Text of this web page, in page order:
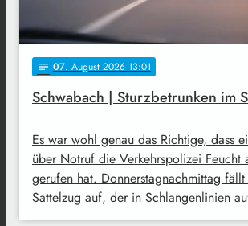
notes 07. August 2026 13:01
Schwabach | Sturzbetrunken im
Es war wohl genau das Richtige, dass
über Notruf die Verkehrspolizei Feucht
gerufen hat. Donnerstagnachmittag
Sattelzug auf, der in Schlangenlinien